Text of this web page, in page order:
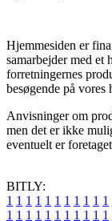
Hjemmesiden er
samarbejder med et
forretningernes
besøgende på vores
Anvisninger om
men det er ikke
eventuelt er
BITLY:
1 1 1 1 1 1 1 1 1 1 1
1 1 1 1 1 1 1 1 1 1 1